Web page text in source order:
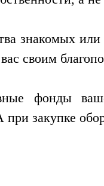
знакомых
своим
фонды
при закупке